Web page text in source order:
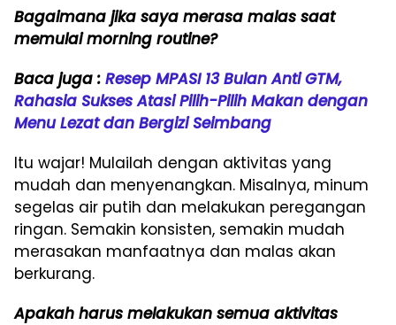
Bagaimana jika saya merasa malas saat
memulai morning routine?
Baca juga : Resep MPASI 13 Bulan Anti GTM,
Rahasia Sukses Atasi Pilih-Pilih Makan dengan
Menu Lezat dan Bergizi Seimbang
Itu wajar! Mulailah dengan aktivitas yang
mudah dan menyenangkan. Misalnya, minum
segelas air putih dan melakukan peregangan
ringan. Semakin konsisten, semakin mudah
merasakan manfaatnya dan malas akan
berkurang.
Apakah harus melakukan semua aktivitas